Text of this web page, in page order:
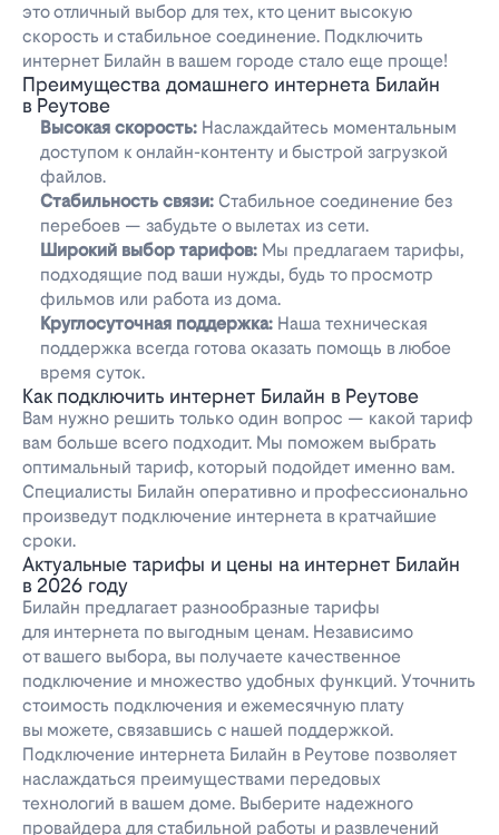
это отличный выбор для тех, кто ценит высокую
скорость и стабильное соединение. Подключить
интернет Билайн в вашем городе стало еще проще!
Преимущества домашнего интернета Билайн
в Реутове
Высокая скорость: Наслаждайтесь моментальным
доступом к онлайн-контенту и быстрой загрузкой
файлов.
Стабильность связи: Стабильное соединение без
перебоев — забудьте о вылетах из сети.
Широкий выбор тарифов: Мы предлагаем тарифы,
подходящие под ваши нужды, будь то просмотр
фильмов или работа из дома.
Круглосуточная поддержка: Наша техническая
поддержка всегда готова оказать помощь в любое
время суток.
Как подключить интернет Билайн в Реутове
Вам нужно решить только один вопрос — какой тариф
вам больше всего подходит. Мы поможем выбрать
оптимальный тариф, который подойдет именно вам.
Специалисты Билайн оперативно и профессионально
произведут подключение интернета в кратчайшие
сроки.
Актуальные тарифы и цены на интернет Билайн
в 2026 году
Билайн предлагает разнообразные тарифы
для интернета по выгодным ценам. Независимо
от вашего выбора, вы получаете качественное
подключение и множество удобных функций. Уточнить
стоимость подключения и ежемесячную плату
вы можете, связавшись с нашей поддержкой.
Подключение интернета Билайн в Реутове позволяет
наслаждаться преимуществами передовых
технологий в вашем доме. Выберите надежного
провайдера для стабильной работы и развлечений